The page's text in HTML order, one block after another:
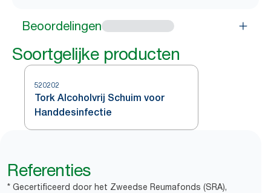
Beoordelingen
Soortgelijke producten
520202
Tork Alcoholvrij Schuim voor
Handdesinfectie
Referenties
* Gecertificeerd door het Zweedse Reumafonds (SRA),